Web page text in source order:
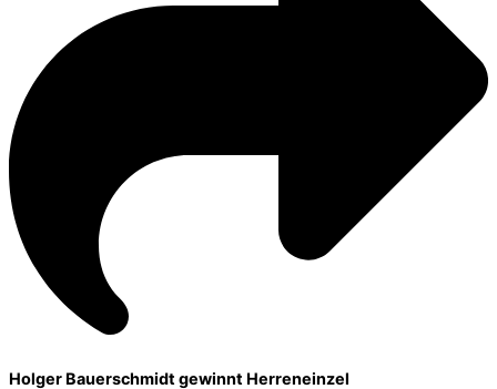
Holger Bauerschmidt gewinnt Herreneinzel